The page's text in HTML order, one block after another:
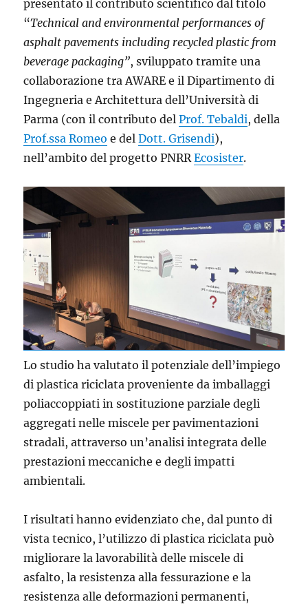
presentato il contributo scientifico dal titolo
“Technical and environmental performances of
asphalt pavements including recycled plastic from
beverage packaging”, sviluppato tramite una
collaborazione tra AWARE e il Dipartimento di
Ingegneria e Architettura dell’Università di
Parma (con il contributo delProf. Tebaldi, della
Prof.ssa Romeo e delDott. Grisendi),
nell’ambito del progetto PNRREcosister.
Lo studio ha valutato il potenziale dell’impiego
di plastica riciclata proveniente da imballaggi
poliaccoppiati in sostituzione parziale degli
aggregati nelle miscele per pavimentazioni
stradali, attraverso un’analisi integrata delle
prestazioni meccaniche e degli impatti
ambientali.
I risultati hanno evidenziato che, dal punto di
vista tecnico, l’utilizzo di plastica riciclata può
migliorare la lavorabilità delle miscele di
asfalto, la resistenza alla fessurazione e la
resistenza alle deformazioni permanenti,